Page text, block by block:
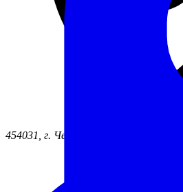
454031, г. Челябинск ул. Жукова, д. 46б